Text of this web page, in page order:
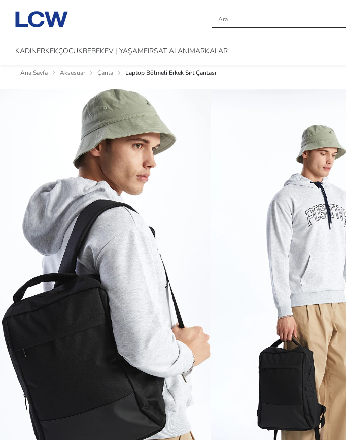
KADINERKEKÇOCUKBEBEKEV | YAŞAMFIRSAT ALANIMARKALAR
Ana Sayfa Aksesuar Çanta Laptop Bölmeli Erkek Sırt Çantası